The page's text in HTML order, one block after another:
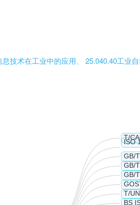
合仿真项目的解决方案制定中实施
joint simulation projects. The CMSE
in a joint simulation project which
enterprises but also be applied
of the joint simulation project based
from 2 to 4 of the functional hierarchy
技术在工业中的应用、 25.040.40工业